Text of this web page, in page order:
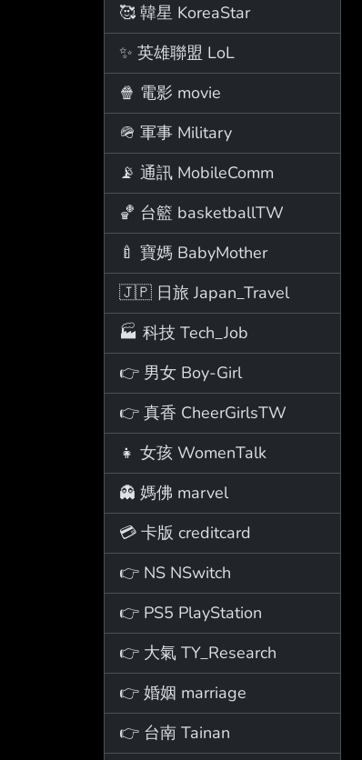
🥰 韓星 KoreaStar
✨ 英雄聯盟 LoL
🍿 電影 movie
🪖 軍事 Military
📡 通訊 MobileComm
🏀 台籃 basketballTW
🍼 寶媽 BabyMother
🇯🇵 日旅 Japan_Travel
🏭 科技 Tech_Job
👉 男女 Boy-Girl
👉 真香 CheerGirlsTW
👧 女孩 WomenTalk
👻 媽佛 marvel
💳 卡版 creditcard
👉 NS NSwitch
👉 PS5 PlayStation
👉 大氣 TY_Research
👉 婚姻 marriage
👉 台南 Tainan